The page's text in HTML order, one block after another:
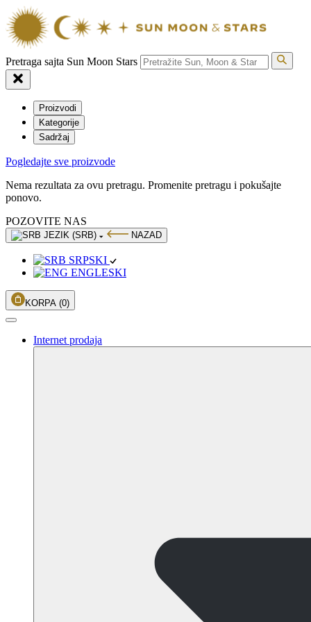
Pretraga sajta Sun Moon Stars
Proizvodi
Kategorije
Sadržaj
Pogledajte sve proizvode
Nema rezultata za ovu pretragu. Promenite pretragu i pokušajte
ponovo.
POZOVITE NAS
JEZIK (SRB) NAZAD
SRPSKI
ENGLESKI
KORPA (0)
Internet prodaja